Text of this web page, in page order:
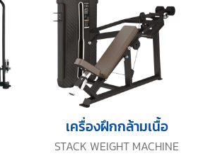
STACK WEIGHT MACHINE
เครื่องฝึกกล้ามเนื้อ